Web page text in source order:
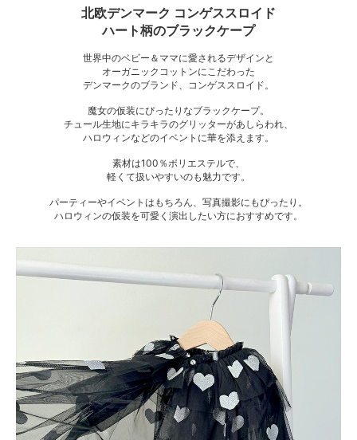
北欧デンマーク コンゲススロイド
ハート柄のブラックケープ
世界中のベビー＆ママに愛されるデザインと
オーガニックコットンにこだわった
デンマークのブランド、コンゲススロイド。
魔女の仮装にぴったりなブラックケープ。
チュール生地にキラキラのグリッターがあしらわれ、
ハロウィンなどのイベントに華を添えます。
素材は100％ポリエステルで、
軽くて扱いやすいのも魅力です。
パーティーやイベントはもちろん、写真撮影にもぴったり。
ハロウィンの仮装を可愛く演出したい方におすすめです。